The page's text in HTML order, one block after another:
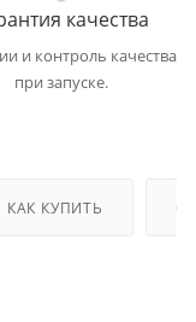
качества
и контроль качества
при запуске.
КАК КУПИТЬ